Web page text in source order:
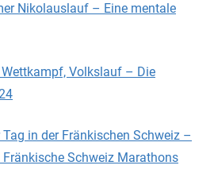
Nikolauslauf – Eine mentale
Volkslauf – Die
in der Fränkischen Schweiz –
Schweiz Marathons